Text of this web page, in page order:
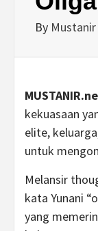
By
kekuasaan
elite,
untuk
Melansir
kata Yunani
yang